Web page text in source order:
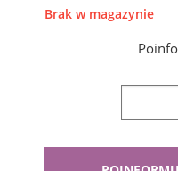
Brak w magazynie